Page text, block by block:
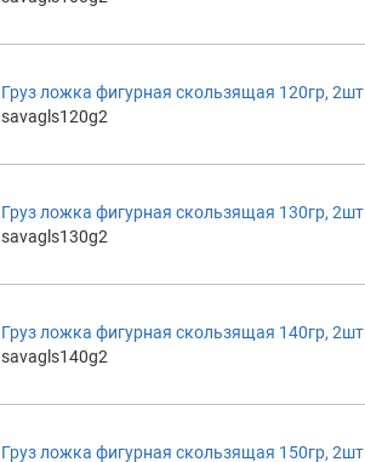
Груз ложка фигурная скользящая 120гр, 2шт
savagls120g2
Груз ложка фигурная скользящая 130гр, 2шт
savagls130g2
Груз ложка фигурная скользящая 140гр, 2шт
savagls140g2
Груз ложка фигурная скользящая 150гр, 2шт